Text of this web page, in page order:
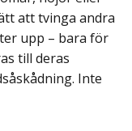
att tvinga andra
upp – bara för
till deras
Inte